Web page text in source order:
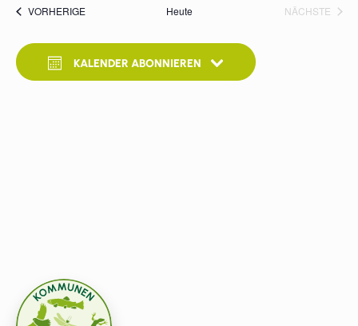
VORHERIGEVERANSTALTUNGENHeute NÄCHSTE
KALENDER ABONNIEREN